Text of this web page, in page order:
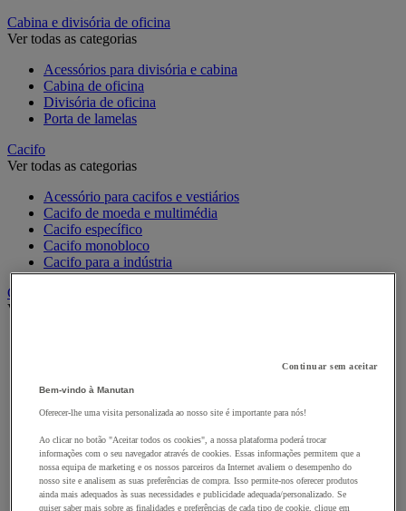
Cabina e divisória de oficina
Ver todas as categorias
Acessórios para divisória e cabina
Cabina de oficina
Divisória de oficina
Porta de lamelas
Cacifo
Ver todas as categorias
Acessório para cacifos e vestiários
Cacifo de moeda e multimédia
Cacifo específico
Cacifo monobloco
Cacifo para a indústria
Carro e reboque de movimentação industriais
Ver todas as categorias
Carro de inox e alumínio
Carro de plataformas
Carro dobrável
Carro eléctrico
Carro em fio de aço
Carro para caixas
Carro para carga comprida e volumosa
Continuar sem aceitar
Bem-vindo à Manutan
Oferecer-lhe uma visita personalizada ao nosso site é importante para nós!
Ao clicar no botão "Aceitar todos os cookies", a nossa plataforma poderá trocar
informações com o seu navegador através de cookies. Essas informações permitem que a
nossa equipa de marketing e os nossos parceiros da Internet avaliem o desempenho do
nosso site e analisem as suas preferências de compra. Isso permite-nos oferecer produtos
ainda mais adequados às suas necessidades e publicidade adequada/personalizado. Se
quiser saber mais sobre as finalidades e preferências de cada tipo de cookie, clique em